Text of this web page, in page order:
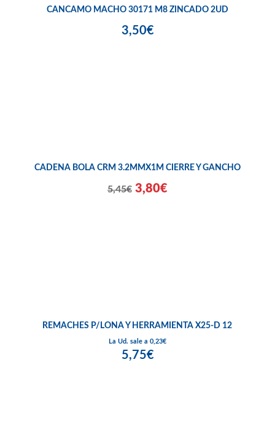
CANCAMO MACHO 30171 M8 ZINCADO 2UD
3,50€
CADENA BOLA CRM 3.2MMX1M CIERRE Y GANCHO
5,45€ 3,80€
REMACHES P/LONA Y HERRAMIENTA X25-D 12
La Ud. sale a 0,23€
5,75€